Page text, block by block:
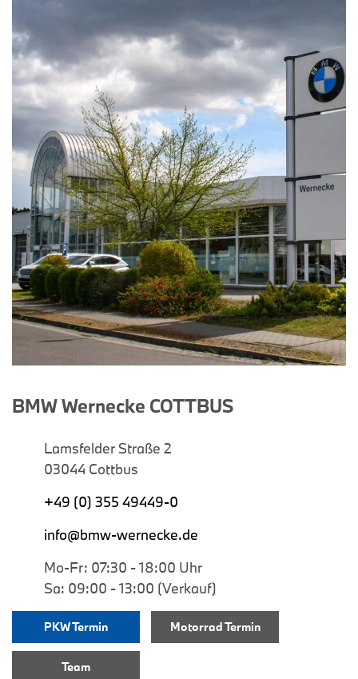
BMW Wernecke COTTBUS
Lamsfelder Straße 2
03044 Cottbus
+49 (0) 355 49449-0
info@bmw-wernecke.de
Mo-Fr: 07:30 - 18:00 Uhr
Sa: 09:00 - 13:00 (Verkauf)
PKW Termin Motorrad Termin
Team